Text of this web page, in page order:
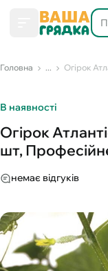
Головна ... Огірок
В наявності
Огірок
шт,
немає відгуків